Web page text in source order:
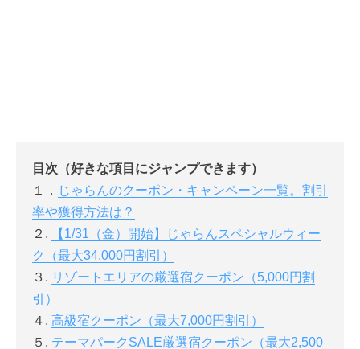
目次（好きな項目にジャンプできます）
１． じゃらんのクーポン・キャンペーン一覧。割引
率や獲得方法は？
２.
【1/31（金）開始】じゃらんスペシャルウィー
ク（最大34,000円割引）
３. リゾートエリアの厳選宿クーポン（5,000円割
引）
４. 高級宿クーポン（最大7,000円割引）
５. テーマパークSALE厳選宿クーポン（最大2,500